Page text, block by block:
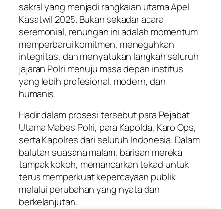
sakral yang menjadi rangkaian utama Apel
Kasatwil 2025. Bukan sekadar acara
seremonial, renungan ini adalah momentum
memperbarui komitmen, meneguhkan
integritas, dan menyatukan langkah seluruh
jajaran Polri menuju masa depan institusi
yang lebih profesional, modern, dan
humanis.
Hadir dalam prosesi tersebut para Pejabat
Utama Mabes Polri, para Kapolda, Karo Ops,
serta Kapolres dari seluruh Indonesia. Dalam
balutan suasana malam, barisan mereka
tampak kokoh, memancarkan tekad untuk
terus memperkuat kepercayaan publik
melalui perubahan yang nyata dan
berkelanjutan.